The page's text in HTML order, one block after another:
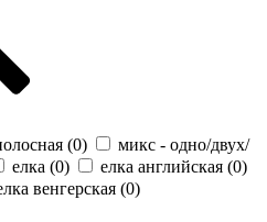
(0)
микс - одно/двух/
елка (0) елка английская (0)
венгерская (0)